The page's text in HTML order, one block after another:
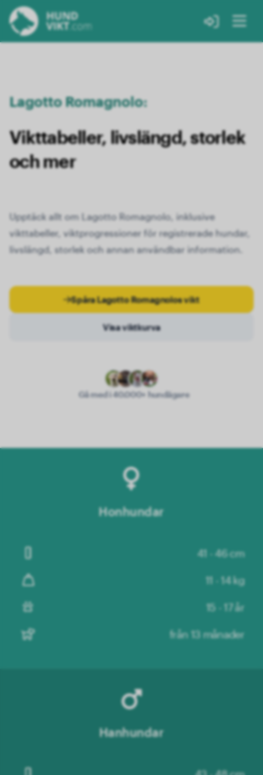
Lagotto Romagnolo:
Vikttabeller, livslängd, storlek
och mer
Upptäck allt om Lagotto Romagnolo, inklusive
vikttabeller, viktprogressioner för registrerade hundar,
livslängd, storlek och annan användbar information.
Spåra Lagotto Romagnolos vikt
Visa viktkurva
Gå med i 40.000+ hundägare
Honhundar
41 - 46 cm
11 - 14 kg
15 - 17 år
från 13 månader
Hanhundar